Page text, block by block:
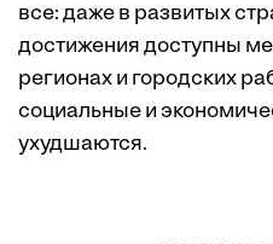
все: даже в развитых
достижения доступны
регионах и городских
социальные и
ухудшаются.